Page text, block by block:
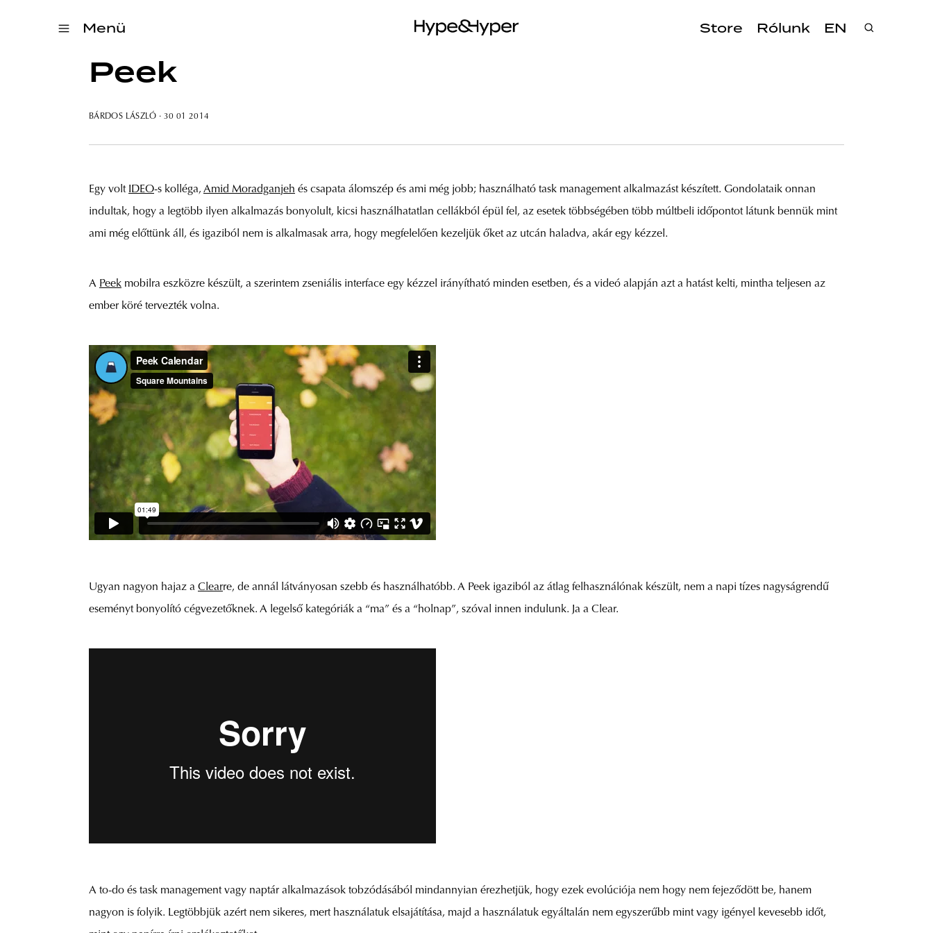
Menü Store Rólunk EN
Peek
BÁRDOS LÁSZLÓ · 30 01 2014
Egy volt IDEO-s kolléga, Amid Moradganjeh és csapata álomszép és ami még jobb; használható task management alkalmazást készített. Gondolataik onnan
indultak, hogy a legtöbb ilyen alkalmazás bonyolult, kicsi használhatatlan cellákból épül fel, az esetek többségében több múltbeli időpontot látunk bennük mint
ami még előttünk áll, és igaziból nem is alkalmasak arra, hogy megfelelően kezeljük őket az utcán haladva, akár egy kézzel.
A Peek mobilra eszközre készült, a szerintem zseniális interface egy kézzel irányítható minden esetben, és a videó alapján azt a hatást kelti, mintha teljesen az
ember köré tervezték volna.
Ugyan nagyon hajaz a Clearre, de annál látványosan szebb és használhatóbb. A Peek igaziból az átlag felhasználónak készült, nem a napi tízes nagyságrendű
eseményt bonyolító cégvezetőknek. A legelső kategóriák a “ma” és a “holnap”, szóval innen indulunk. Ja a Clear.
A to-do és task management vagy naptár alkalmazások tobzódásából mindannyian érezhetjük, hogy ezek evolúciója nem hogy nem fejeződött be, hanem
nagyon is folyik. Legtöbbjük azért nem sikeres, mert használatuk elsajátítása, majd a használatuk egyáltalán nem egyszerűbb mint vagy igényel kevesebb időt,